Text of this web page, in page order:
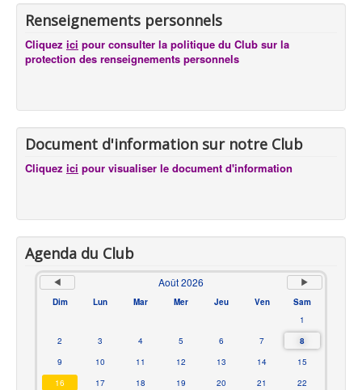
Renseignements personnels
Cliquez ici pour consulter la politique du Club sur la
protection des renseignements personnels
Document d'information sur notre Club
Cliquez ici pour visualiser le document d'information
Agenda du Club
Août 2026
Dim Lun Mar Mer Jeu Ven
Sam
1
2
3 4 5 6 7
8
9
10 11 12 13 14
15
16
17 18 19 20 21
22